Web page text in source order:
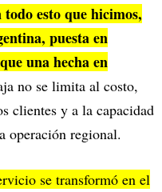
todo esto que hicimos,
puesta en
una hecha en
no se limita al costo,
clientes y a la capacidad
operación regional.
se transformó en el